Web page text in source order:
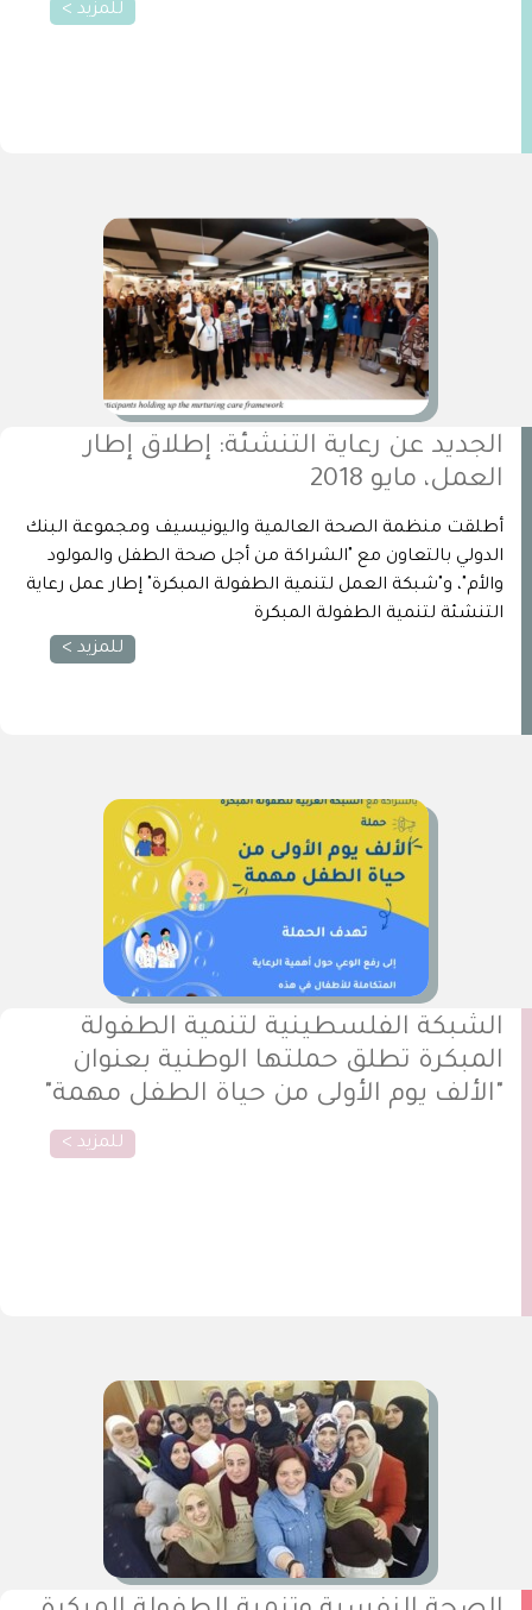
للمزيد >
الجديد عن رعاية التنشئة: إطلاق إطار
العمل، مايو 2018
أطلقت منظمة الصحة العالمية واليونيسيف ومجموعة البنك
الدولي بالتعاون مع "الشراكة من أجل صحة الطفل والمولود
والأم"، و"شبكة العمل لتنمية الطفولة المبكرة" إطار عمل رعاية
التنشئة لتنمية الطفولة المبكرة
للمزيد >
الشبكة الفلسطينية لتنمية الطفولة
المبكرة تطلق حملتها الوطنية بعنوان
"الألف يوم الأولى من حياة الطفل مهمة"
للمزيد >